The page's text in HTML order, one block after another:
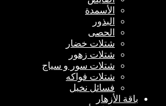
الأسمدة
البذور
الحصى
شتلات خضار
شتلات زهور
شتلات سور و سياج
شتلات فواكه
فسائل نخيل
باقة الأزهار